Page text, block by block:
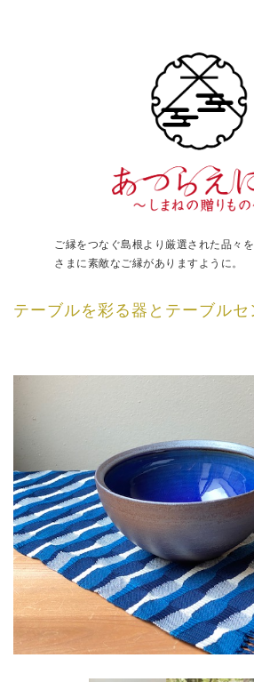
ご縁をつなぐ島根より厳選された品々
さまに素敵なご縁がありますように。
テーブルを彩る器とテーブルセ